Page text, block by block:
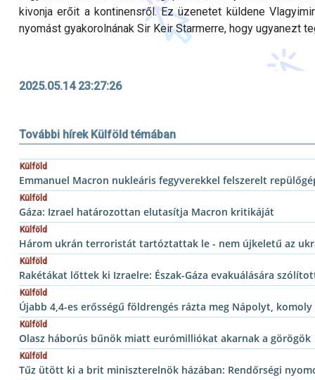
kivonja erőit a kontinensről. Ez üzenetet küldene
nyomást gyakorolnának Sir Keir Starmerre, hogy ugyanezt
2025.05.14 23:27:26
További hírek Külföld témában
Külföld
Emmanuel Macron nukleáris fegyverekkel felszerelt
Külföld
Gáza: Izrael határozottan elutasítja Macron kritikáját
Külföld
Három ukrán terroristát tartóztattak le - nem újkeletű az
Külföld
Rakétákat lőttek ki Izraelre: Észak-Gáza evakuálására
Külföld
Újabb 4,4-es erősségű földrengés rázta meg Nápolyt,
Külföld
Olasz háborús bűnök miatt eurómilliókat akarnak a görögök
Külföld
Tűz ütött ki a brit miniszterelnök házában: Rendőrségi